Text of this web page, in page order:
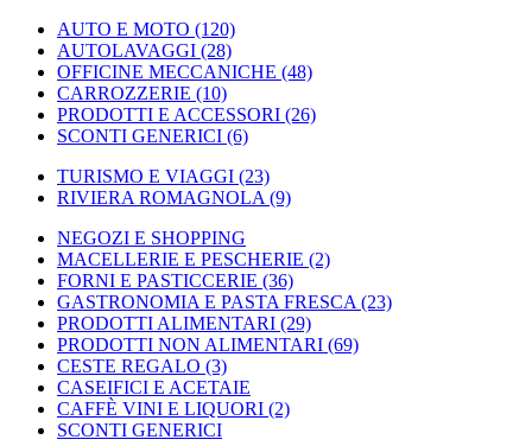
AUTO E MOTO (120)
AUTOLAVAGGI (28)
OFFICINE MECCANICHE (48)
CARROZZERIE (10)
PRODOTTI E ACCESSORI (26)
SCONTI GENERICI (6)
TURISMO E VIAGGI (23)
RIVIERA ROMAGNOLA (9)
NEGOZI E SHOPPING
MACELLERIE E PESCHERIE (2)
FORNI E PASTICCERIE (36)
GASTRONOMIA E PASTA FRESCA (23)
PRODOTTI ALIMENTARI (29)
PRODOTTI NON ALIMENTARI (69)
CESTE REGALO (3)
CASEIFICI E ACETAIE
CAFFÈ VINI E LIQUORI (2)
SCONTI GENERICI